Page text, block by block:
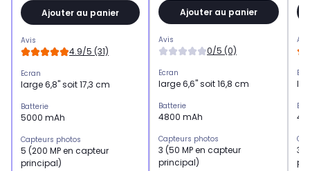
Ajouter au panier
Avis
4.9/5 (31)
Ecran
large 6,8" soit 17,3 cm
Batterie
5000 mAh
Capteurs photos
5 (200 MP en capteur
principal)
Ajouter au panier
Avis
0/5 (0)
Ecran
large 6,6" soit 16,8 cm
Batterie
4800 mAh
Capteurs photos
3 (50 MP en capteur
principal)
3